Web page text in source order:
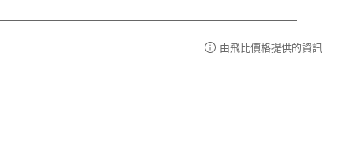
由飛比價格提供的資訊